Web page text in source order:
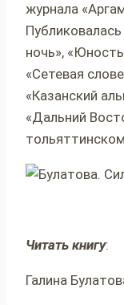
журнала
ночь»,
«Сетевая
«Казанский
«Дальний
Читать книгу:
Галина